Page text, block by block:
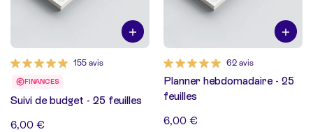
155 avis
FINANCES
Suivi de budget - 25 feuilles
6,00 €
62 avis
Planner hebdomadaire - 25
feuilles
6,00 €